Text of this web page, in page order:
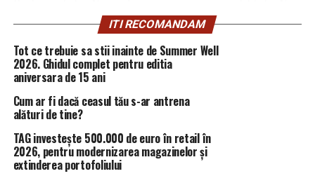
ai cum sa aplici ceva din ce au spus”, a declarat Serban
Antena 3.
AradulDeAzi.ro
ARTICOLE PE ACEIASI TEMA: PRIMA
Dragnea SCAPĂ DE CONDAMNARE! S-a dat votul final în
Parlament | Aradul De Azi
ITI RECOMANDAM
Tot ce trebuie sa stii inainte de Summer Well
2026. Ghidul complet pentru editia
aniversara de 15 ani
Cum ar fi dacă ceasul tău s-ar antrena
alături de tine?
TAG investește 500.000 de euro în retail în
2026, pentru modernizarea magazinelor și
extinderea portofoliului